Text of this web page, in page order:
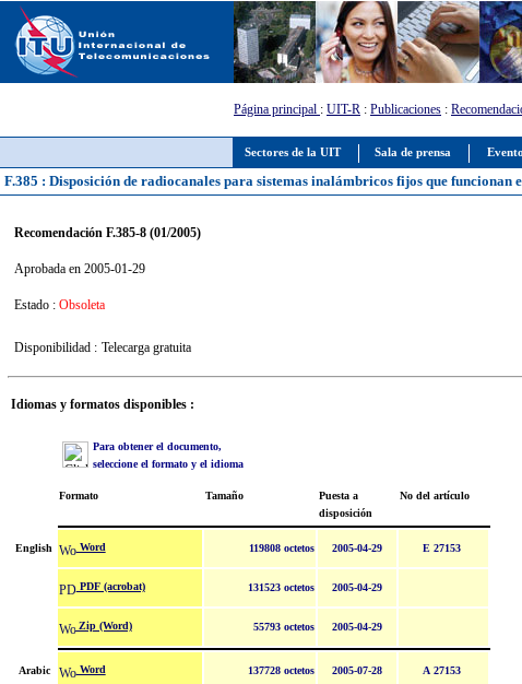
Sectores de la UIT Sala de prensa
Página principal : UIT-R : Publicaciones :
F.385 : Disposición de radiocanales para sistemas inalámbricos fijos que funcionan
Recomendación F.385-8 (01/2005)
Aprobada en 2005-01-29
Estado : Obsoleta
Disponibilidad : Telecarga gratuita
Idiomas y formatos disponibles :
Para obtener el documento,
seleccione el formato y el idioma
Formato Tamaño
Puesta a
disposición
No del artículo
English Word 119808 octetos 2005-04-29 E 27153
PDF (acrobat) 131523 octetos 2005-04-29
Zip (Word) 55793 octetos 2005-04-29
Arabic Word 137728 octetos 2005-07-28 A 27153